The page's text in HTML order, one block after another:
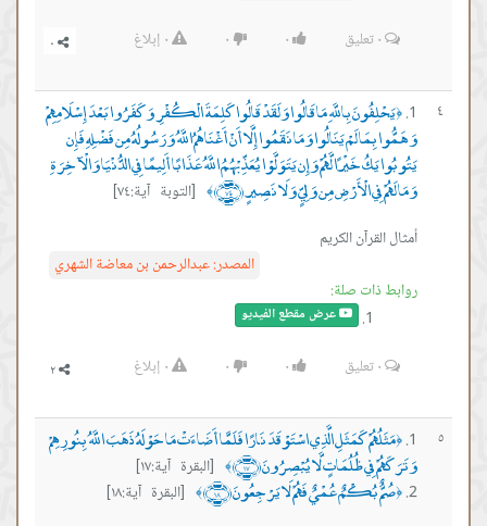
٠تعليق ٠ ٠ ٠ إبلاغ
٤ ﴿يَحْلِفُونَ بِاللَّهِ مَا قَالُوا وَلَقَدْ قَالُوا كَلِمَةَ الْكُفْرِ وَكَفَرُوا بَعْدَ إِسْلَامِهِمْ
وَهَمُّوا بِمَا لَمْ يَنَالُوا وَمَا نَقَمُوا إِلَّا أَنْ أَغْنَاهُمُ اللَّهُ وَرَسُولُهُ مِن فَضْلِهِ فَإِن
يَتُوبُوا يَكُ خَيْرًا لَّهُمْ وَإِن يَتَوَلَّوْا يُعَذِّبْهُمُ اللَّهُ عَذَابًا أَلِيمًا فِي الدُّنْيَا وَالْآخِرَةِ
وَمَا لَهُمْ فِي الْأَرْضِ مِن وَلِيٍّ وَلَا نَصِيرٍ ﴿٧٤﴾ ﴾
[التوبة آية:٧٤]
أمثال القرآن الكريم
المصدر:عبدالرحمن بن معاضة الشهري
روابط ذات صلة:
عرض مقطع الفيديو
٠تعليق ٠ ٠ ٠ إبلاغ
٥ ﴿مَثَلُهُمْ كَمَثَلِ الَّذِي اسْتَوْقَدَ نَارًا فَلَمَّا أَضَاءَتْ مَا حَوْلَهُ ذَهَبَ اللَّهُ بِنُورِهِمْ
وَتَرَكَهُمْ فِي ظُلُمَاتٍ لَّا يُبْصِرُونَ ﴿١٧﴾ ﴾ [البقرة آية:١٧]
﴿صُمٌّ بُكْمٌ عُمْيٌ فَهُمْ لَا يَرْجِعُونَ ﴿١٨﴾ ﴾
[البقرة آية:١٨]